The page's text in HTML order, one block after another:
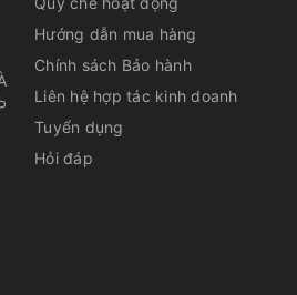
dễ thao tác
cảm ứng, điều khiển giọng nói AI
sử dụng. Người dùng có thể dễ
trí nào trong phòng, giúp trải
Hướng dẫn mua hàng
Chính sách Bảo hành
Liên hệ hợp tác kinh doanh
Tuyển dụng
Hỏi đáp